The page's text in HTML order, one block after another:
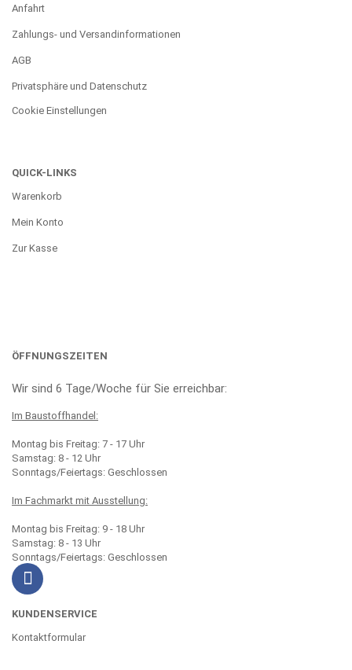
Anfahrt
Zahlungs- und Versandinformationen
AGB
Privatsphäre und Datenschutz
Cookie Einstellungen
QUICK-LINKS
Warenkorb
Mein Konto
Zur Kasse
ÖFFNUNGSZEITEN
Wir sind 6 Tage/Woche für Sie erreichbar:
Im Baustoffhandel:
Montag bis Freitag: 7 - 17 Uhr
Samstag: 8 - 12 Uhr
Sonntags/Feiertags: Geschlossen
Im Fachmarkt mit Ausstellung:
Montag bis Freitag: 9 - 18 Uhr
Samstag: 8 - 13 Uhr
Sonntags/Feiertags: Geschlossen
KUNDENSERVICE
Kontaktformular